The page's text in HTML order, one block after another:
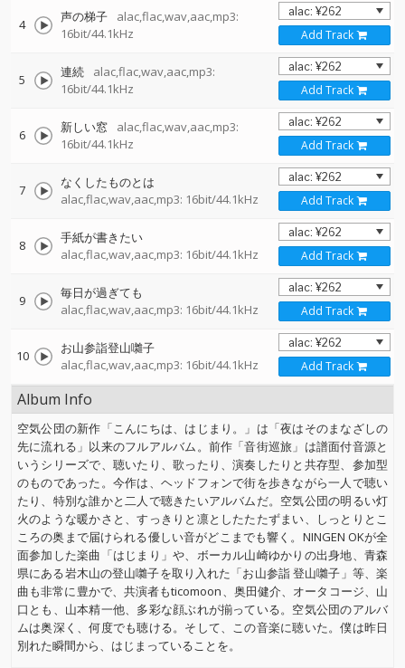
4 声の梯子
alac,flac,wav,aac,mp3:
16bit/44.1kHz
Add Track
5 連続
alac,flac,wav,aac,mp3:
16bit/44.1kHz
Add Track
6 新しい窓
alac,flac,wav,aac,mp3:
16bit/44.1kHz
Add Track
7
なくしたものとは
alac,flac,wav,aac,mp3: 16bit/44.1kHz
Add Track
8
手紙が書きたい
alac,flac,wav,aac,mp3: 16bit/44.1kHz
Add Track
9
毎日が過ぎても
alac,flac,wav,aac,mp3: 16bit/44.1kHz
Add Track
10
お山参詣登山囃子
alac,flac,wav,aac,mp3: 16bit/44.1kHz
Add Track
Album Info
空気公団の新作「こんにちは、はじまり。」は「夜はそのまなざしの
先に流れる」以来のフルアルバム。前作「音街巡旅」は譜面付音源と
いうシリーズで、聴いたり、歌ったり、演奏したりと共存型、参加型
のものであった。今作は、ヘッドフォンで街を歩きながら一人で聴い
たり、特別な誰かと二人で聴きたいアルバムだ。空気公団の明るい灯
火のような暖かさと、すっきりと凛としたたたずまい、しっとりとこ
ころの奥まで届けられる優しい音がどこまでも響く。NINGEN OKが全
面参加した楽曲「はじまり」や、ボーカル山崎ゆかりの出身地、青森
県にある岩木山の登山囃子を取り入れた「お山参詣 登山囃子」等、楽
曲も非常に豊かで、共演者もticomoon、奥田健介、オータコージ、山
口とも、山本精一他、多彩な顔ぶれが揃っている。空気公団のアルバ
ムは奥深く、何度でも聴ける。そして、この音楽に聴いた。僕は昨日
別れた瞬間から、はじまっていることを。